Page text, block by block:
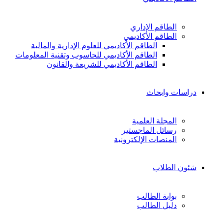
الطاقم الإداري
الطاقم الأكاديمي
الطاقم الأكاديمي للعلوم الإدارية والمالية
الطاقم الأكاديمي للحاسوب وتقنية المعلومات
الطاقم الأكاديمي للشريعة والقانون
دراسات وابحاث
المجلة العلمية
رسائل الماجستير
المنصات الإلكترونية
شئون الطلاب
بوابة الطالب
دليل الطالب